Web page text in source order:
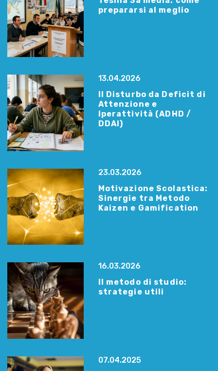
prepararsi al meglio
13.04.2026
Il Disturbo da Deficit di
Attenzione e
Iperattività (ADHD /
DDAI)
23.03.2026
Motivazione Scolastica:
Sinergie tra Metodo
Kaizen e Gamification
16.03.2026
Il metodo di studio:
strategie utili
07.04.2025